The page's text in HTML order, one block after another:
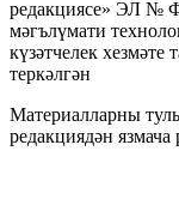
редакциясе» ЭЛ №
мәгълүмати
күзәтчелек
теркәлгән
Материалларны
редакциядән